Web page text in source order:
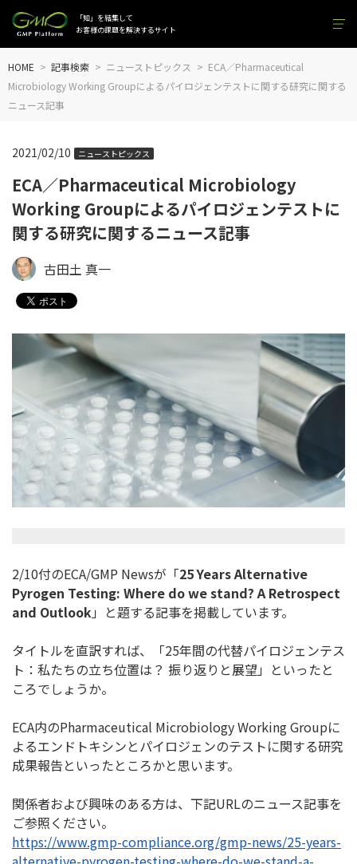
「知」を結集して
お客様の課題を解決するサイト
HOME 記事検索 ニューストピックス
ECA／Pharmaceutical
Microbiology Working Groupによるパイロジェンテストに関する研究に関する
ニュース記事
ECA／Pharmaceutical Microbiology
Working Groupによるパイロジェンテストに
関する研究に関するニュース記事
2021/02/10 ニューストピックス
古田土 真一
2/10付のECA/GMP Newsが「25 Years Alternative
Pyrogen Testing: Where do we stand? A Retrospect
and Outlook」と題する記事を掲載しています。
タイトルを直訳すれば、「25年間の代替パイロジェンテス
ト： 私たちの立ち位置は？ 振り返りと展望」といったと
ころでしょうか。
ECA内のPharmaceutical Microbiology Working Groupに
よるエンドトキシンとパイロジェンのテストに関する研究
成果報告といったところかと思います。
関係者および興味のある方は、下記URLのニュース記事を
ご参照ください。
https://www.gmp-compliance.org/gmp-news/25-years-